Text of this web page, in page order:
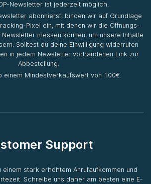
Newsletter ist jederzeit möglich.
abonnierst, binden wir auf Grundlage
Pixel ein, mit denen wir die Öffnungs-
messen können, um unsere Inhalte
Solltest du deine Einwilligung widerrufen
in jedem Newsletter vorhandenen Link zur
Abbestellung.
einem Mindestverkaufswert von 100€.
Support
einem stark erhöhtem Anrufaufkommen und
Schreibe uns daher am besten eine E-